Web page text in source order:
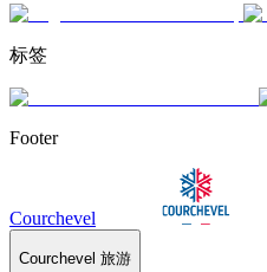
标签
Footer
Courchevel
Courchevel 旅游